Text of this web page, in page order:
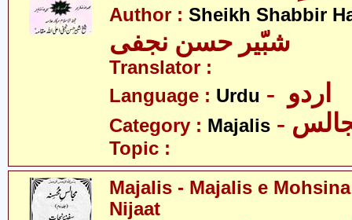
Author : Sheikh Shabbir
شبّیر حسن نجفی
Translator :
Language : Urdu
Category : Majalis
Topic :
Majalis - Majalis e
Nijaat